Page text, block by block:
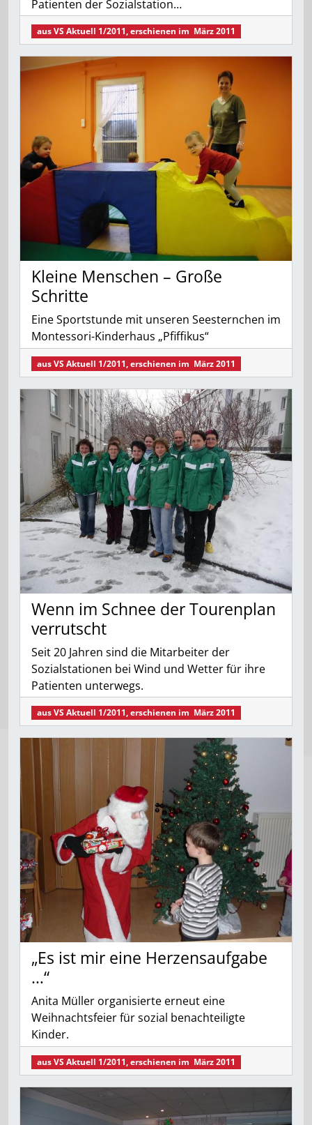
Patienten der Sozialstation…
ausVS Aktuell 1/2011, erschienen im März 2011
Kleine Menschen – Große
Schritte
Eine Sportstunde mit unseren Seesternchen im
Montessori-Kinderhaus „Pfiffikus“
ausVS Aktuell 1/2011, erschienen im März 2011
Wenn im Schnee der Tourenplan
verrutscht
Seit 20 Jahren sind die Mitarbeiter der
Sozialstationen bei Wind und Wetter für ihre
Patienten unterwegs.
ausVS Aktuell 1/2011, erschienen im März 2011
„Es ist mir eine Herzensaufgabe
…“
Anita Müller organisierte erneut eine
Weihnachtsfeier für sozial benachteiligte
Kinder.
ausVS Aktuell 1/2011, erschienen im März 2011